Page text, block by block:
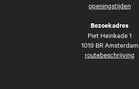
openingstijden
Bezoekadres
Piet Heinkade 1
1019 BR Amsterdam
routebeschrijving